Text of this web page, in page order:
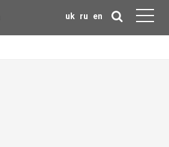
uk ru en